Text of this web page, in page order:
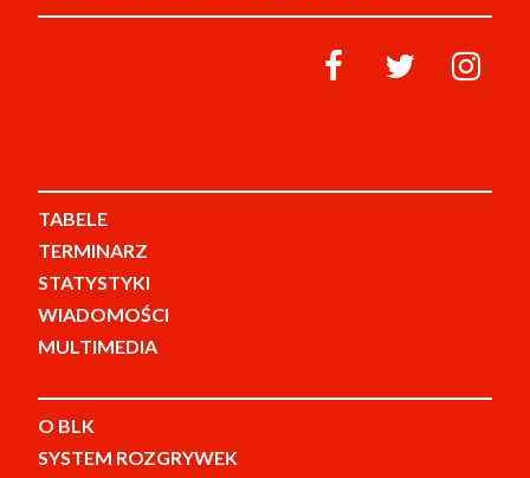
TABELE
TERMINARZ
STATYSTYKI
WIADOMOŚCI
MULTIMEDIA
O BLK
SYSTEM ROZGRYWEK